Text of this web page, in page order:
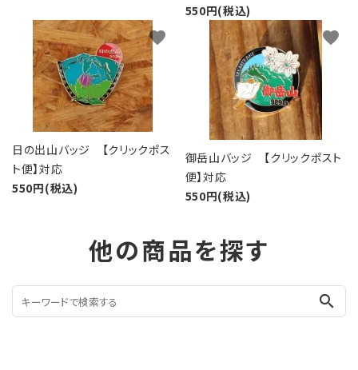
550円(税込)
日の出山バッジ 【クリックポス
ト便】対応
550円(税込)
favorite
御岳山バッジ 【クリックポスト
便】対応
550円(税込)
favorite
他の商品を探す
search